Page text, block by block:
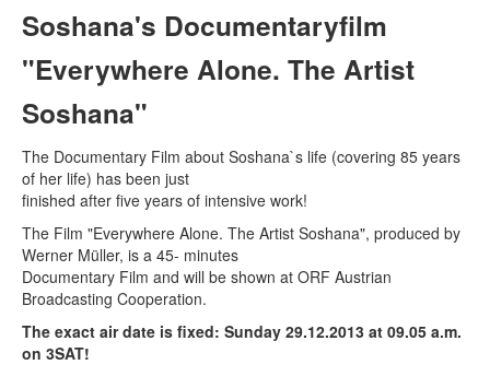
Soshana's Documentaryfilm
"Everywhere Alone. The Artist
Soshana"
The Documentary Film about Soshana`s life (covering 85 years
of her life) has been just
finished after five years of intensive work!
The Film "Everywhere Alone. The Artist Soshana", produced by
Werner Müller, is a 45- minutes
Documentary Film and will be shown at ORF Austrian
Broadcasting Cooperation.
The exact air date is fixed: Sunday 29.12.2013 at 09.05 a.m.
on 3SAT!